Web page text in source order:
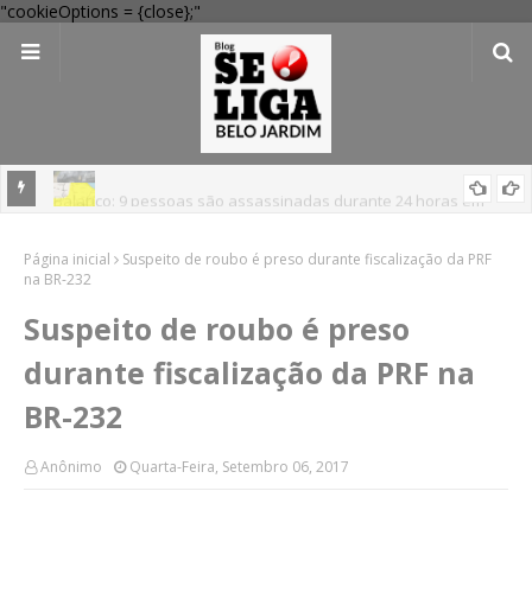
"cookieOptions = {close};"
Balanço: 9 pessoas são assassinadas durante 24 horas em
alerta amarelo de vendaval
Página inicial
Suspeito de roubo é preso durante fiscalização da PRF
na BR-232
Suspeito de roubo é preso
durante fiscalização da PRF na
BR-232
Anônimo Quarta-Feira, Setembro 06, 2017